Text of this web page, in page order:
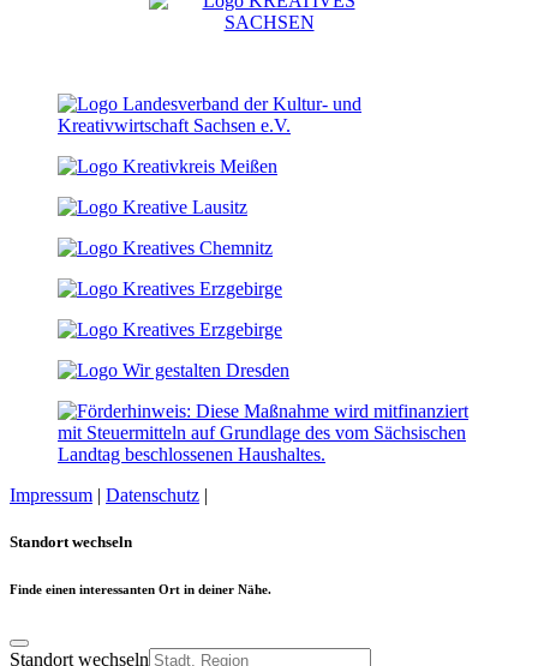
Impressum | Datenschutz |
Standort wechseln
Finde einen interessanten Ort in deiner Nähe.
Standort wechseln